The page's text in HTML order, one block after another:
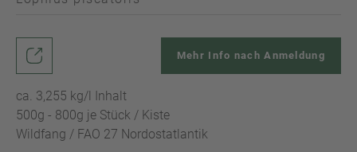
ca. 3,255 kg/l Inhalt
500g - 800g je Stück / Kiste
Wildfang / FAO 27 Nordostatlantik
Mehr Info nach Anmeldung